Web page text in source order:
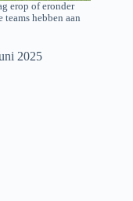
erop of eronder
hebben aan
2025